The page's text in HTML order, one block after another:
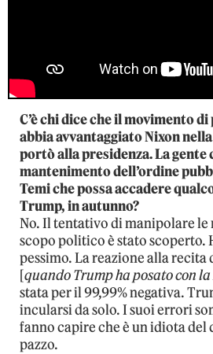
C’è chi dice che il movimento
abbia avvantaggiato Nixon
portò alla presidenza. La gente
mantenimento dell’ordine
Temi che possa accadere
Trump, in autunno?
No. Il tentativo di manipolare le
scopo politico è stato scoperto.
pessimo. La reazione alla recita
[quando Trump ha posato con
stata per il 99,99% negativa.
incularsi da solo. I suoi errori
fanno capire che è un idiota del
pazzo.